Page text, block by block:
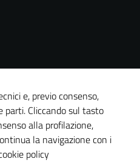
e, previo consenso,
parti. Cliccando sul tasto
alla profilazione,
la navigazione con i
policy